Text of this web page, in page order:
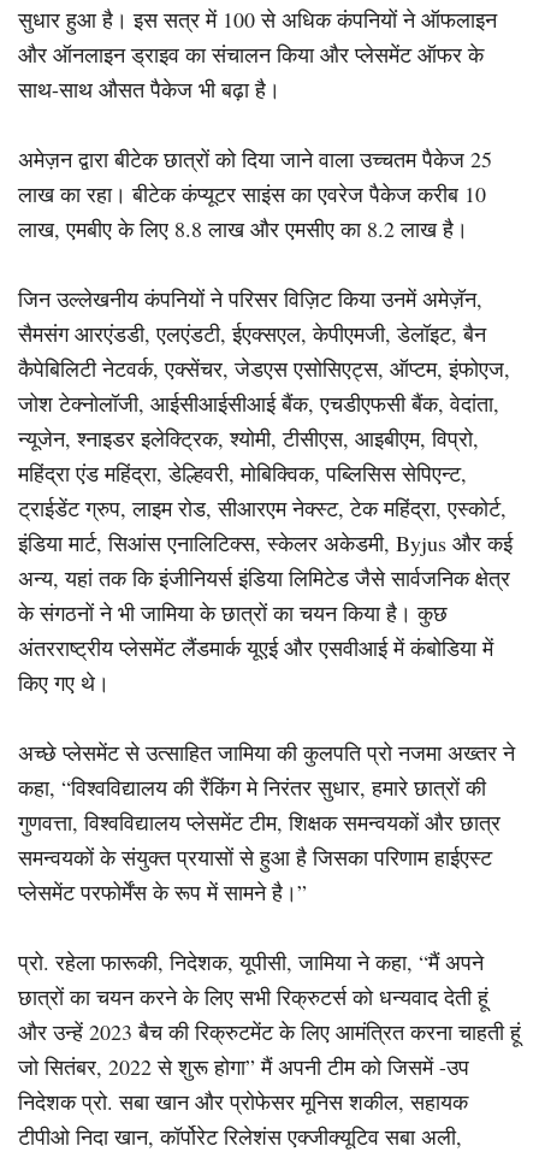
सुधार हुआ है। इस सत्र में 100 से अधिक कंपनियों ने ऑफलाइन
और ऑनलाइन ड्राइव का संचालन किया और प्लेसमेंट ऑफर के
साथ-साथ औसत पैकेज भी बढ़ा है।
अमेज़न द्वारा बीटेक छात्रों को दिया जाने वाला उच्चतम पैकेज 25
लाख का रहा। बीटेक कंप्यूटर साइंस का एवरेज पैकेज करीब 10
लाख, एमबीए के लिए 8.8 लाख और एमसीए का 8.2 लाख है।
जिन उल्लेखनीय कंपनियों ने परिसर विज़िट किया उनमें अमेज़ॅन,
सैमसंग आरएंडडी, एलएंडटी, ईएक्सएल, केपीएमजी, डेलॉइट, बैन
कैपेबिलिटी नेटवर्क, एक्सेंचर, जेडएस एसोसिएट्स, ऑप्टम, इंफोएज,
जोश टेक्नोलॉजी, आईसीआईसीआई बैंक, एचडीएफसी बैंक, वेदांता,
न्यूजेन, श्नाइडर इलेक्ट्रिक, श्योमी, टीसीएस, आइबीएम, विप्रो,
महिंद्रा एंड महिंद्रा, डेल्हिवरी, मोबिक्विक, पब्लिसिस सेपिएन्ट,
ट्राईडेंट ग्रुप, लाइम रोड, सीआरएम नेक्स्ट, टेक महिंद्रा, एस्कोर्ट,
इंडिया मार्ट, सिआंस एनालिटिक्स, स्केलर अकेडमी, Byjus और कई
अन्य, यहां तक कि इंजीनियर्स इंडिया लिमिटेड जैसे सार्वजनिक क्षेत्र
के संगठनों ने भी जामिया के छात्रों का चयन किया है। कुछ
अंतरराष्ट्रीय प्लेसमेंट लैंडमार्क यूएई और एसवीआई में कंबोडिया में
किए गए थे।
अच्छे प्लेसमेंट से उत्साहित जामिया की कुलपति प्रो नजमा अख्तर ने
कहा, “विश्वविद्यालय की रैंकिंग मे निरंतर सुधार, हमारे छात्रों की
गुणवत्ता, विश्वविद्यालय प्लेसमेंट टीम, शिक्षक समन्वयकों और छात्र
समन्वयकों के संयुक्त प्रयासों से हुआ है जिसका परिणाम हाईएस्ट
प्लेसमेंट परफोर्मेंस के रूप में सामने है।”
प्रो. रहेला फारूकी, निदेशक, यूपीसी, जामिया ने कहा, “मैं अपने
छात्रों का चयन करने के लिए सभी रिक्रुटर्स को धन्यवाद देती हूं
और उन्हें 2023 बैच की रिक्रुटमेंट के लिए आमंत्रित करना चाहती हूं
जो सितंबर, 2022 से शुरू होगा” मैं अपनी टीम को जिसमें -उप
निदेशक प्रो. सबा खान और प्रोफेसर मूनिस शकील, सहायक
टीपीओ निदा खान, कॉर्पोरेट रिलेशंस एक्जीक्यूटिव सबा अली,